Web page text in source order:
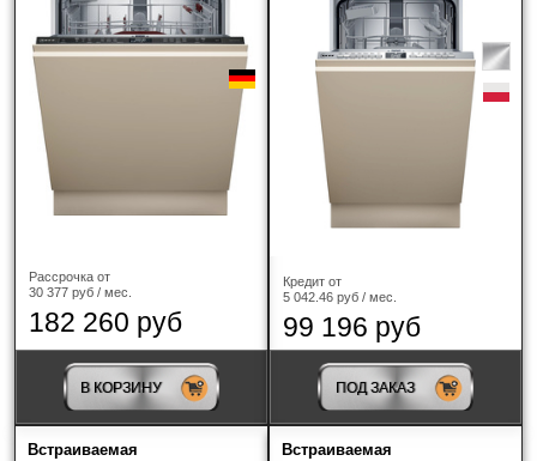
Наличие
Производитель
ASKO (24)
Bosch(41)
Brandt(12)
Рассрочка от
30 377 руб / мес.
182 260 руб
В КОРЗИНУ
Кредит от
5 042.46 руб / мес.
99 196 руб
ПОД ЗАКАЗ
Встраиваемая
Встраиваемая